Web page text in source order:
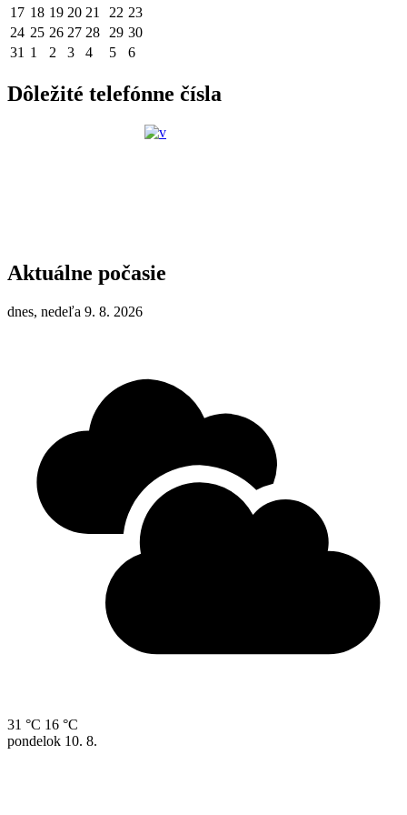
17 18 19 20 21 22 23
24 25 26 27 28 29 30
31 1 2 3 4 5 6
Dôležité telefónne čísla
Aktuálne počasie
dnes, nedeľa 9. 8. 2026
31 °C 16 °C
pondelok 10. 8.